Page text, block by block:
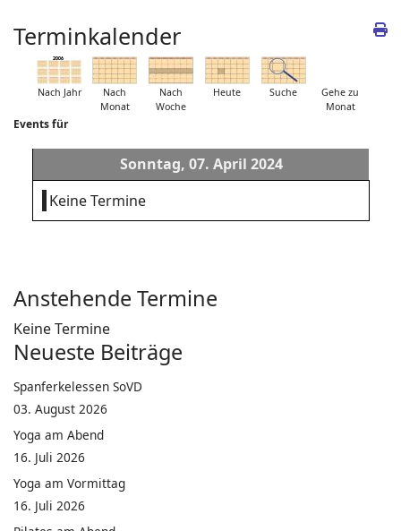
Terminkalender
Nach Jahr
Nach
Monat
Nach
Woche
Heute Suche
Gehe zu
Monat
Events für
Sonntag, 07. April 2024
Keine Termine
Anstehende Termine
Keine Termine
Neueste Beiträge
Spanferkelessen SoVD
03. August 2026
Yoga am Abend
16. Juli 2026
Yoga am Vormittag
16. Juli 2026